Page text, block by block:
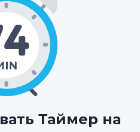
Таймер на
: 00